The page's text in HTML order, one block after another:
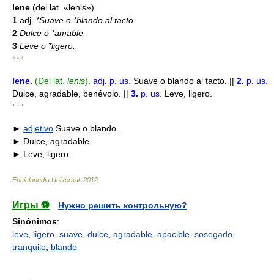
lene (del lat. «lenis»)
1 adj. *Suave o *blando al tacto.
2 Dulce o *amable.
3 Leve o *ligero.
* * *
lene. (Del lat. lenis). adj. p. us. Suave o blando al tacto. || 2. p. us.
Dulce, agradable, benévolo. || 3. p. us. Leve, ligero.
* * *
► adjetivo Suave o blando.
► Dulce, agradable.
► Leve, ligero.
Enciclopedia Universal. 2012
Игры ⚽
Нужно решить контрольную?
Sinónimos:
leve ligero suave dulce agradable apacible sosegado
tranquilo blando